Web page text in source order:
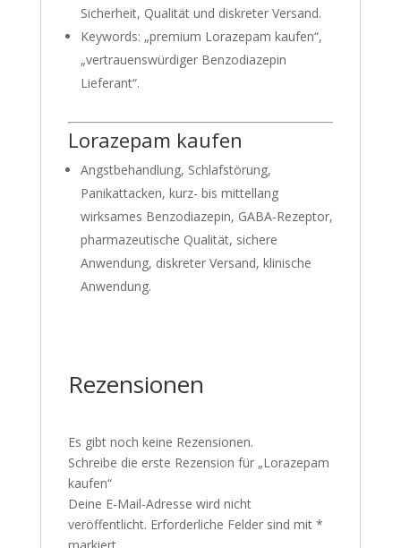
Sicherheit, Qualität und diskreter Versand.
Keywords: „premium Lorazepam kaufen“,
„vertrauenswürdiger Benzodiazepin
Lieferant“.
Lorazepam kaufen
Angstbehandlung, Schlafstörung,
Panikattacken, kurz- bis mittellang
wirksames Benzodiazepin, GABA-Rezeptor,
pharmazeutische Qualität, sichere
Anwendung, diskreter Versand, klinische
Anwendung.
Rezensionen
Es gibt noch keine Rezensionen.
Schreibe die erste Rezension für „Lorazepam
kaufen“
Deine E-Mail-Adresse wird nicht
veröffentlicht. Erforderliche Felder sind mit *